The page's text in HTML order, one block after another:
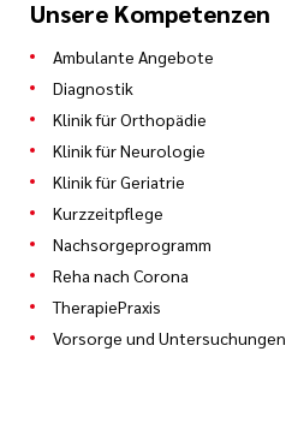
Unsere Kompetenzen
Ambulante Angebote
Diagnostik
Klinik für Orthopädie
Klinik für Neurologie
Klinik für Geriatrie
Kurzzeitpflege
Nachsorgeprogramm
Reha nach Corona
TherapiePraxis
Vorsorge und Untersuchungen